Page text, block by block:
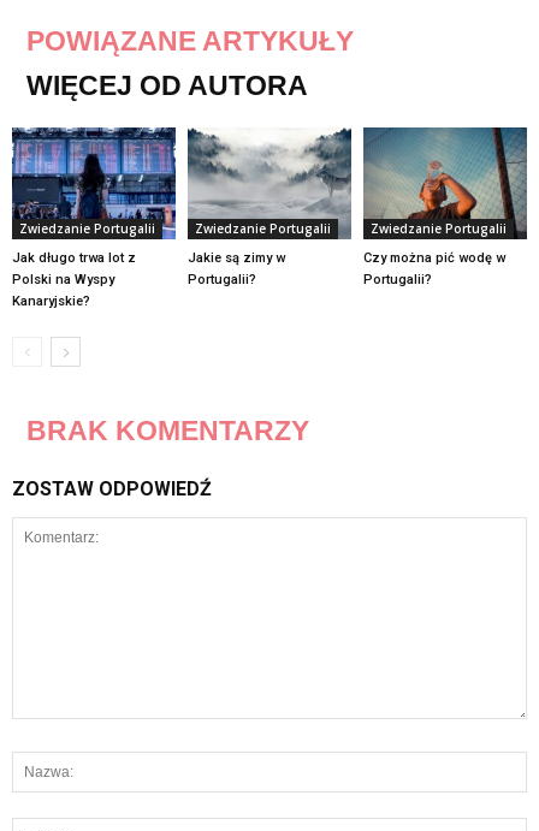
POWIĄZANE ARTYKUŁY
WIĘCEJ OD AUTORA
Zwiedzanie Portugalii
Jak długo trwa lot z
Polski na Wyspy
Kanaryjskie?
Zwiedzanie Portugalii
Jakie są zimy w
Portugalii?
Zwiedzanie Portugalii
Czy można pić wodę w
Portugalii?
BRAK KOMENTARZY
ZOSTAW ODPOWIEDŹ